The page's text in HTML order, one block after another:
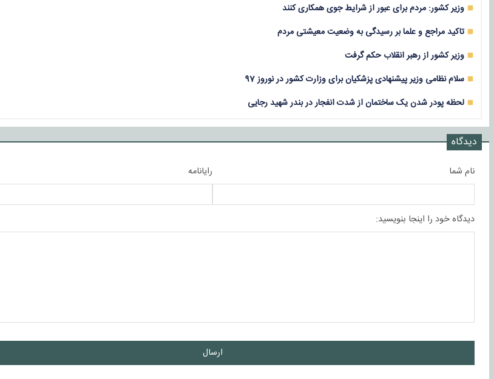
وزیر کشور: مردم برای عبور از شرایط جوی همکاری کنند
تاکید مراجع و علما بر رسیدگی به وضعیت معیشتی مردم
وزیر کشور از رهبر انقلاب حکم گرفت
سلام نظامی وزیر پیشنهادی پزشکیان برای وزارت کشور در نوروز 97
لحظه پودر شدن یک ساختمان از شدت انفجار در بندر شهید رجایی
دیدگاه
نام شما رایانامه
دیدگاه خود را اینجا بنویسید:
ارسال